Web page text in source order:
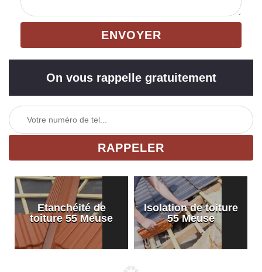
On vous rappelle gratuitement
Etanchéité de
toiture 55 Meuse
Isolation de toiture
55 Meuse